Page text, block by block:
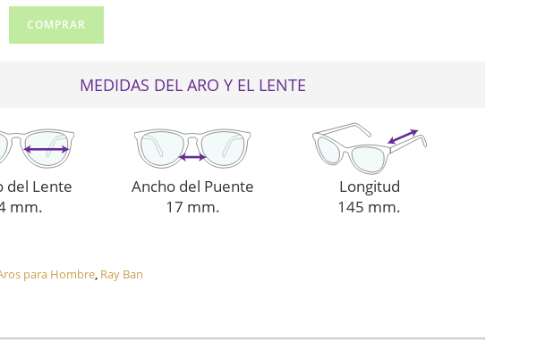
COMPRAR
MEDIDAS DEL ARO Y EL LENTE
del Lente
mm.
Ancho del Puente
17 mm.
Longitud
145 mm.
para Hombre, Ray Ban